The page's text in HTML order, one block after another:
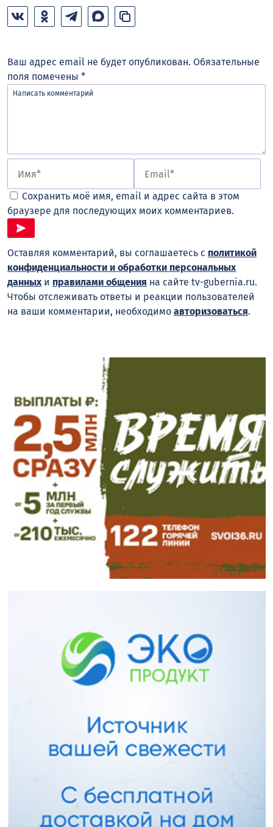
Ваш адрес email не будет опубликован. Обязательные
поля помечены *
Сохранить моё имя, email и адрес сайта в этом
браузере для последующих моих комментариев.
Оставляя комментарий, вы соглашаетесь с политикой
конфиденциальности и обработки персональных
данныхи правилами общения на сайте tv-gubernia.ru.
Чтобы отслеживать ответы и реакции пользователей
на ваши комментарии, необходимо авторизоваться.